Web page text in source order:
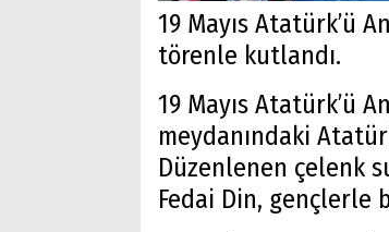
19 Mayıs Atatürk’ü
törenle kutlandı.
19 Mayıs Atatürk’ü
meydanındaki
Düzenlenen çelenk
Fedai Din, gençlerle